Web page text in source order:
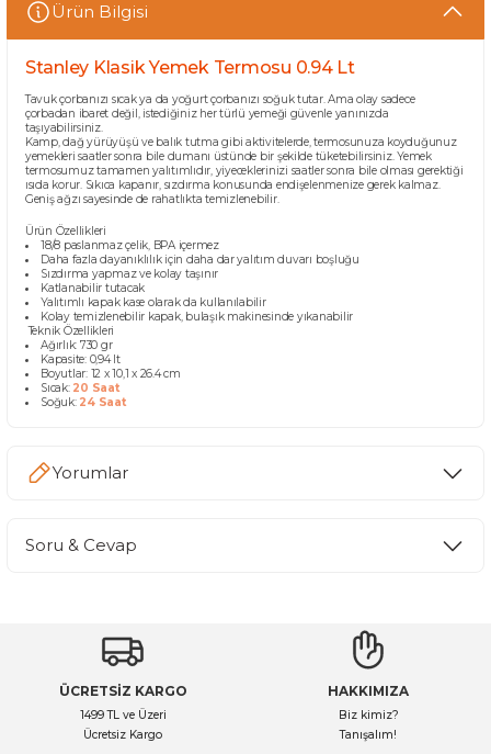
Ürün Bilgisi
Stanley Klasik Yemek Termosu 0.94 Lt
Tavuk çorbanızı sıcak ya da yoğurt çorbanızı soğuk tutar. Ama olay sadece
çorbadan ibaret değil, istediğiniz her türlü yemeği güvenle yanınızda
taşıyabilirsiniz.
Kamp, dağ yürüyüşü ve balık tutma gibi aktivitelerde, termosunuza koyduğunuz
yemekleri saatler sonra bile dumanı üstünde bir şekilde tüketebilirsiniz. Yemek
termosumuz tamamen yalıtımlıdır, yiyeceklerinizi saatler sonra bile olması gerektiği
ısıda korur. Sıkıca kapanır, sızdırma konusunda endişelenmenize gerek kalmaz.
Geniş ağzı sayesinde de rahatlıkta temizlenebilir.
Ürün Özellikleri
18/8 paslanmaz çelik, BPA içermez
Daha fazla dayanıklılık için daha dar yalıtım duvarı boşluğu
Sızdırma yapmaz ve kolay taşınır
Katlanabilir tutacak
Yalıtımlı kapak kase olarak da kullanılabilir
Kolay temizlenebilir kapak, bulaşık makinesinde yıkanabilir
Teknik Özellikleri
Ağırlık: 730 gr
Kapasite: 0,94 lt
Boyutlar: 12 x 10,1 x 26.4 cm
Sıcak: 20 Saat
Soğuk: 24 Saat
Yorumlar
Soru & Cevap
Ürün hakkında henüz soru sorulmamış.
ÜCRETSİZ KARGO
1499 TL ve Üzeri
Ücretsiz Kargo
HAKKIMIZA
Biz kimiz?
Tanışalım!